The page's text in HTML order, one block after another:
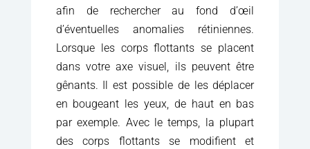
afin de rechercher au fond d’œil
d’éventuelles anomalies rétiniennes.
Lorsque les corps flottants se placent
dans votre axe visuel, ils peuvent être
gênants. Il est possible de les déplacer
en bougeant les yeux, de haut en bas
par exemple. Avec le temps, la plupart
des corps flottants se modifient et